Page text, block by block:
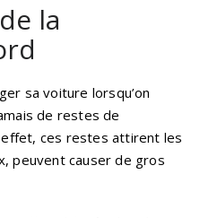
la
sa voiture lorsqu’on
de restes de
effet, ces restes attirent les
peuvent causer de gros